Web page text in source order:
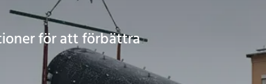
för att förbättra